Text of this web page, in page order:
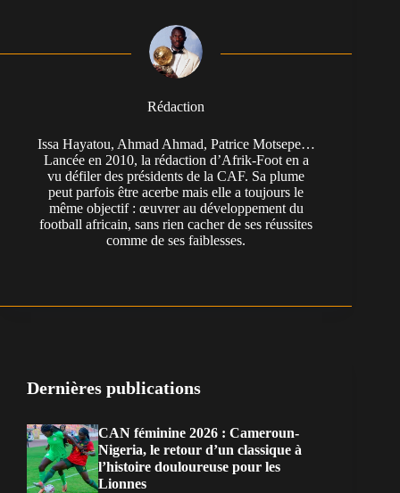
Rédaction
Issa Hayatou, Ahmad Ahmad, Patrice Motsepe…
Lancée en 2010, la rédaction d’Afrik-Foot en a
vu défiler des présidents de la CAF. Sa plume
peut parfois être acerbe mais elle a toujours le
même objectif : œuvrer au développement du
football africain, sans rien cacher de ses réussites
comme de ses faiblesses.
Dernières publications
CAN féminine 2026 : Cameroun-
Nigeria, le retour d’un classique à
l’histoire douloureuse pour les
Lionnes